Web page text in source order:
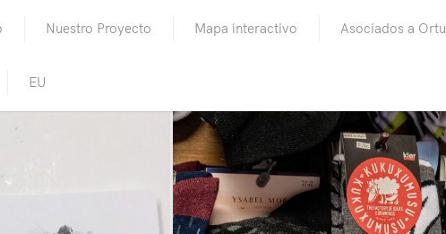
Nuestro Proyecto Mapa interactivo Asociados a
EU